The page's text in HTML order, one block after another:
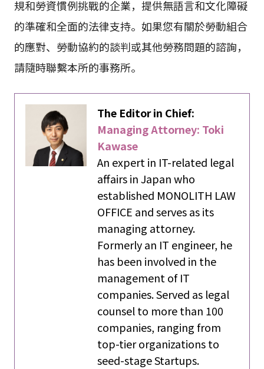
規和勞資慣例挑戰的企業，提供無語言和文化障礙
的準確和全面的法律支持。如果您有關於勞動組合
的應對、勞動協約的談判或其他勞務問題的諮詢，
請隨時聯繫本所的事務所。
The Editor in Chief:
Managing Attorney: Toki
Kawase
An expert in IT-related legal
affairs in Japan who
established MONOLITH LAW
OFFICE and serves as its
managing attorney.
Formerly an IT engineer, he
has been involved in the
management of IT
companies. Served as legal
counsel to more than 100
companies, ranging from
top-tier organizations to
seed-stage Startups.